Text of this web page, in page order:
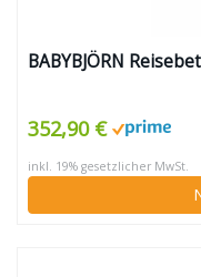
BABYBJÖRN
352,90 €
inkl. 19% gesetzlicher MwSt.